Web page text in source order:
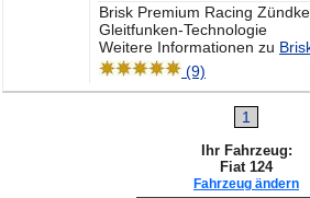
Brisk Premium Racing
Gleitfunken-Technologie
Weitere Informationen zu
(9)
1
Ihr Fahrzeug:
Fiat 124
Fahrzeug ändern